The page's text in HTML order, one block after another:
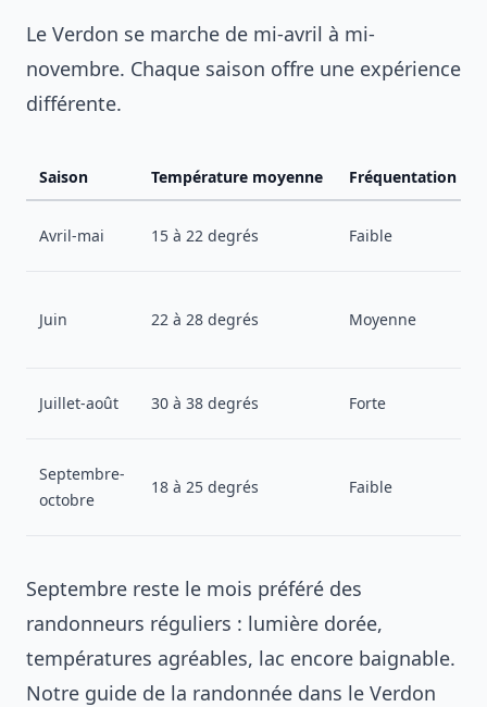
Le Verdon se marche de mi-avril à mi-
novembre. Chaque saison offre une expérience
différente.
Saison Température moyenne Fréquentation
Avril-mai 15 à 22 degrés Faible
Juin 22 à 28 degrés Moyenne
Juillet-août 30 à 38 degrés Forte
Septembre-
octobre
18 à 25 degrés Faible
Septembre reste le mois préféré des
randonneurs réguliers : lumière dorée,
températures agréables, lac encore baignable.
Notre guide de la randonnée dans le Verdon